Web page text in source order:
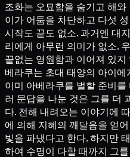
조화는 오묘함을 숨기고 해
이가 어둠을 차단하고 다섯
시작도 끝도 없소. 과거엔 대
리에게 아무런 의미가 없소.
끝없는 영원함과 이어져 있
베라쿠는 초대 태양의 아이
이미 아베라쿠를 벌할 준비
러 문답을 나눈 것은 그를 더
다. 전해 내려오는 이야기에
에 의해 지혜의 깨달음을 얻
빛을 파냈다고 한다. 하지만
하여 수명이 다할 때까지 그